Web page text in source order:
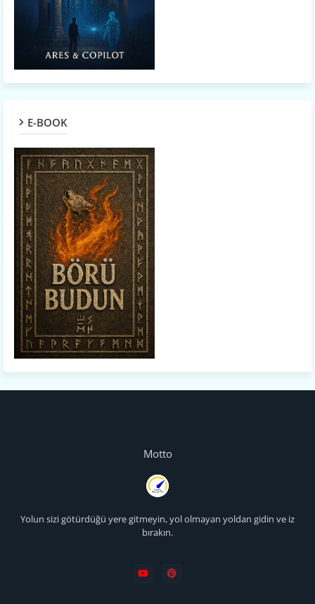
E-BOOK
Motto
Yolun sizi götürdüğü yere gitmeyin, yol olmayan yoldan gidin ve iz
bırakın.